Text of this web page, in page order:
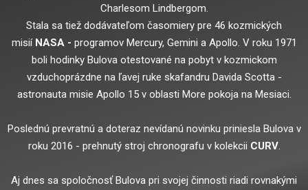
Charlesom Lindbergom.
Stala sa tiež dodávateľom časomiery pre 46 kozmických
misií NASA - programov Mercury, Gemini a Apollo. V roku 1971
boli hodinky Bulova otestované na pobyt v kozmickom
vzduchoprázdne na ľavej ruke skafandru Davida Scotta -
astronauta misie Apollo 15 v oblasti More pokoja na Mesiaci.
Poslednú prevratnú a doteraz nevídanú novinku priniesla Bulova v
roku 2016 - prehnutý stroj chronografu v kolekcii CURV.
Aj dnes sa spoločnosť Bulova pri svojej činnosti riadi rovnakými